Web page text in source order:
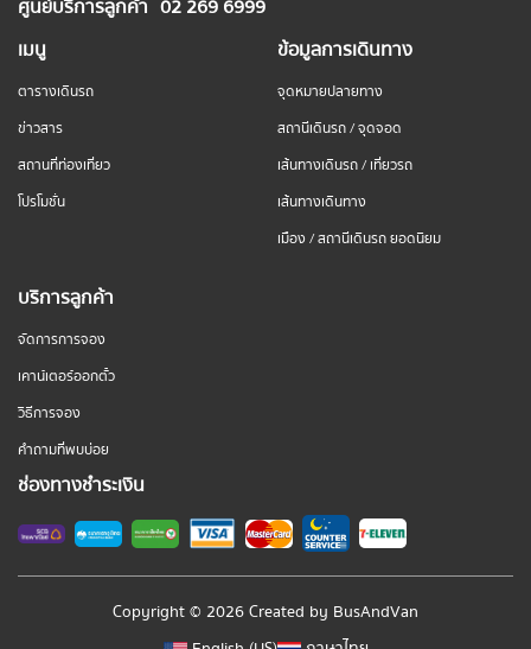
ศูนย์บริการลูกค้า 02 269 6999
เมนู
ตารางเดินรถ
ข่าวสาร
สถานที่ท่องเที่ยว
โปรโมชั่น
ข้อมูลการเดินทาง
จุดหมายปลายทาง
สถานีเดินรถ / จุดจอด
เส้นทางเดินรถ / เที่ยวรถ
เส้นทางเดินทาง
เมือง / สถานีเดินรถ ยอดนิยม
บริการลูกค้า
จัดการการจอง
เคาน์เตอร์ออกตั๋ว
วิธีการจอง
คำถามที่พบบ่อย
ช่องทางชำระเงิน
Copyright © 2026 Created by BusAndVan